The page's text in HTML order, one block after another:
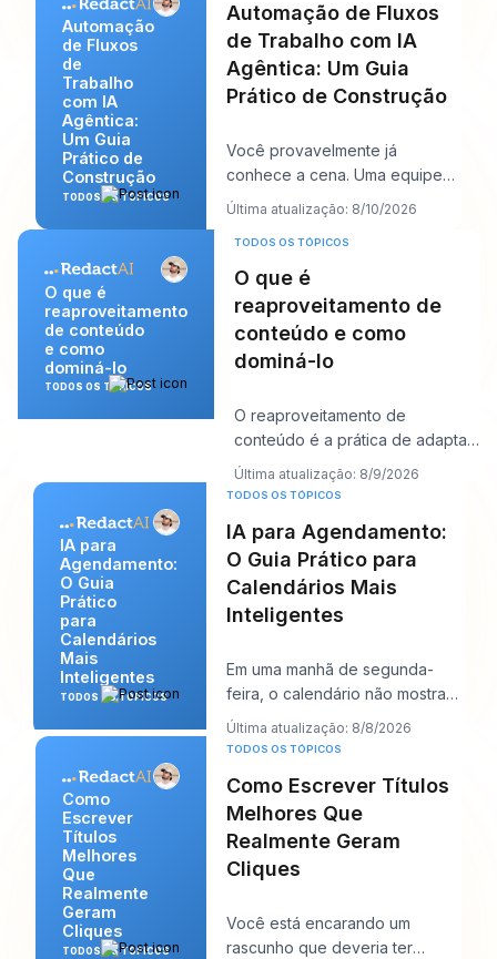
Automação
de Fluxos
de
Trabalho
com IA
Agêntica:
Um Guia
Prático de
Construção
TODOS OS TÓPICOS
Automação de Fluxos
de Trabalho com IA
Agêntica: Um Guia
Prático de Construção
Você provavelmente já
conhece a cena. Uma equipe
precisa atualizar um relatório,
copiar dados entre
Última atualização: 8/10/2026
O que é
reaproveitamento
de conteúdo
e como
dominá-lo
TODOS OS TÓPICOS
TODOS OS TÓPICOS
O que é
reaproveitamento de
conteúdo e como
dominá-lo
O reaproveitamento de
conteúdo é a prática de adaptar
um ativo existente em vários
formatos ou canai
Última atualização: 8/9/2026
IA para
Agendamento:
O Guia
Prático
para
Calendários
Mais
Inteligentes
TODOS OS TÓPICOS
TODOS OS TÓPICOS
IA para Agendamento:
O Guia Prático para
Calendários Mais
Inteligentes
Em uma manhã de segunda-
feira, o calendário não mostra
apenas o seu dia. Ele começa a
negociar com e
Última atualização: 8/8/2026
Como
Escrever
Títulos
Melhores
Que
Realmente
Geram
Cliques
TODOS OS TÓPICOS
TODOS OS TÓPICOS
Como Escrever Títulos
Melhores Que
Realmente Geram
Cliques
Você está encarando um
rascunho que deveria ter